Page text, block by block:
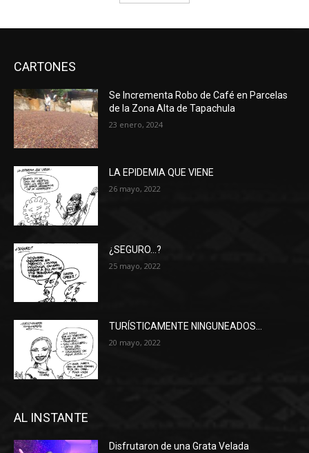
CARTONES
Se Incrementa Robo de Café en Parcelas
de la Zona Alta de Tapachula
23 enero, 2024
LA EPIDEMIA QUE VIENE
26 mayo, 2022
¿SEGURO…?
25 mayo, 2022
TURÍSTICAMENTE NINGUNEADOS…
20 mayo, 2022
AL INSTANTE
Disfrutaron de una Grata Velada